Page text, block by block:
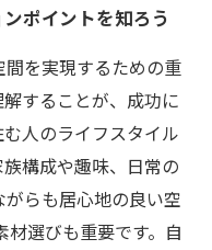
ポイントを知ろう
を実現するための重
することが、成功に
人のライフスタイル
構成や趣味、日常の
らも居心地の良い空
選びも重要です。自